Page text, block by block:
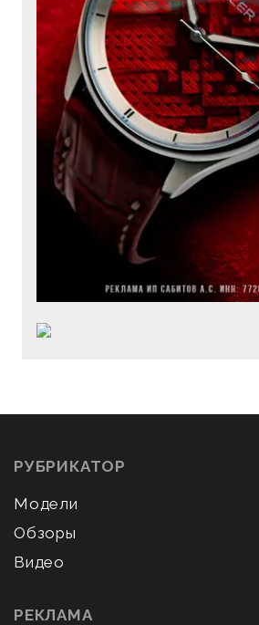
РУБРИКАТОР
Модели
Обзоры
Видео
РЕКЛАМА